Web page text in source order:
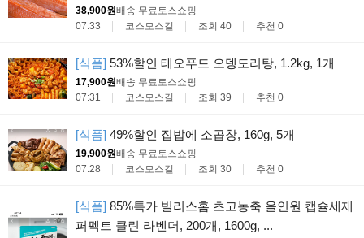
38,900원배송 무료토스쇼핑
07:33
코스모스길 조회 40 추천 0
[식품] 53%할인 테오푸드 오뎅도리탕, 1.2kg, 1개
17,900원배송 무료토스쇼핑
07:31
코스모스길 조회 39 추천 0
[식품] 49%할인 집밥에 소곱창, 160g, 5개
19,900원배송 무료토스쇼핑
07:28
코스모스길 조회 30 추천 0
[식품] 85%특가 빌리스홈 초고농축 올인원 캡슐세제
퍼펙트 클린 라벤더, 200개, 1600g, ...